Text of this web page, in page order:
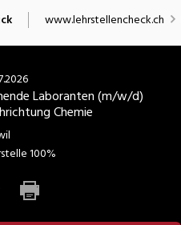
Nahrung
Verwaltung
www.lehrstellencheck.ch
Laboranten (m/w/d)
Chemie
100%